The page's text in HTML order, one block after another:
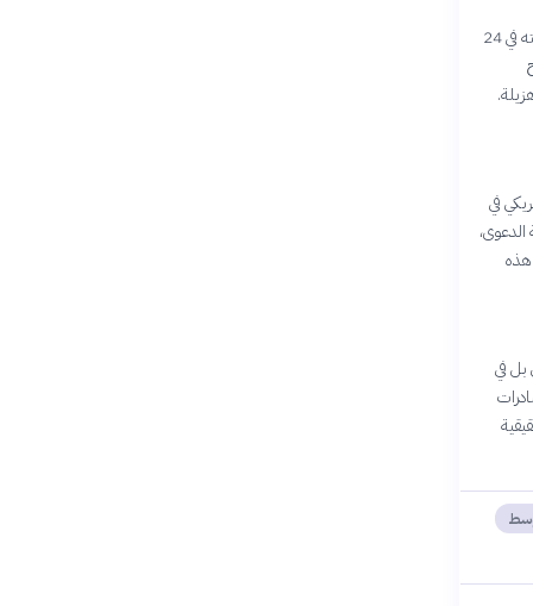
تولى الببلاوي منصب رئيس الوزراء في مصر في 9 يوليو 2013 بعد عزل محمد مرسي، وقدم استقالة حكومته في 24
في
هذه
بل في